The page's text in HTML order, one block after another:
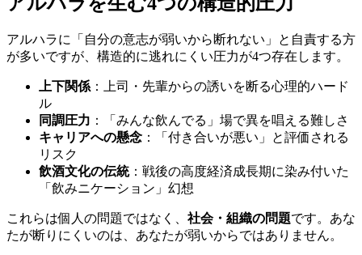
アルハラに「自分の意志が弱いから断れない」と自責する方
が多いですが、構造的に逃れにくい圧力が4つ存在します。
上下関係：上司・先輩からの誘いを断る心理的ハード
ル
同調圧力 ：「みんな飲んでる」場で異を唱える難しさ
キャリアへの懸念 ：「付き合いが悪い」と評価される
リスク
飲酒文化の伝統：戦後の高度経済成長期に染み付いた
「飲みニケーション」幻想
これらは個人の問題ではなく、 社会・組織の問題です。あな
たが断りにくいのは、あなたが弱いからではありません。